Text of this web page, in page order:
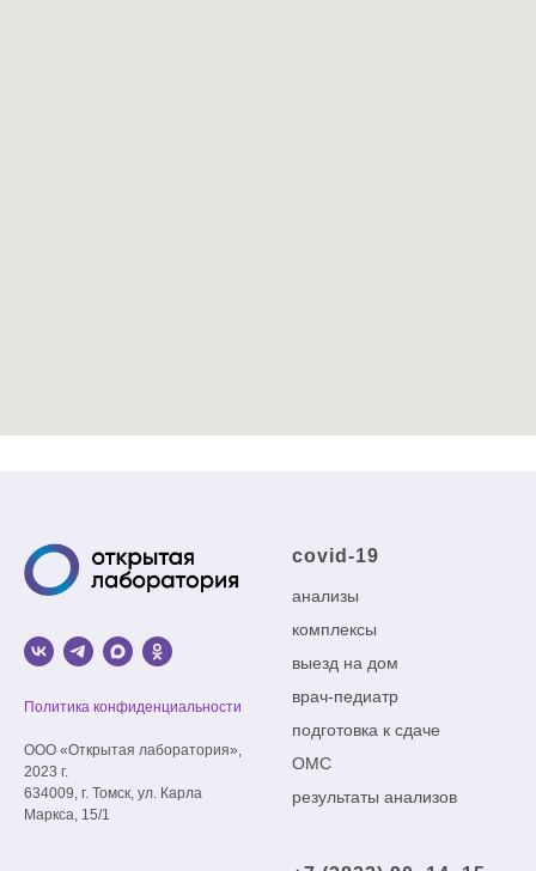
Политика конфиденциальности
ООО «Открытая лаборатория»,
2023 г.
634009, г. Томск, ул. Карла
Маркса, 15/1
covid-19
анализы
комплексы
выезд на дом
врач-педиатр
подготовка к сдаче
ОМС
результаты анализов